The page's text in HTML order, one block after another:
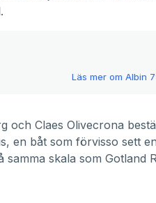
Läs mer om Albin
och Claes Olivecrona
en båt som förvisso sett
samma skala som Gotland